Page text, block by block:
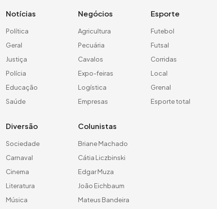
Notícias
Política
Geral
Justiça
Polícia
Educação
Saúde
Negócios
Agricultura
Pecuária
Cavalos
Expo-feiras
Logística
Empresas
Esporte
Futebol
Futsal
Corridas
Local
Grenal
Esporte total
Diversão
Sociedade
Carnaval
Cinema
Literatura
Música
Colunistas
Briane Machado
Cátia Liczbinski
Edgar Muza
João Eichbaum
Mateus Bandeira